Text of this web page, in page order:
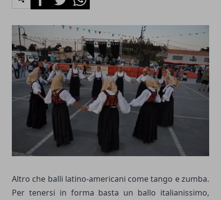
Altro che balli latino-americani come tango e zumba.
Per tenersi in forma basta un ballo italianissimo,